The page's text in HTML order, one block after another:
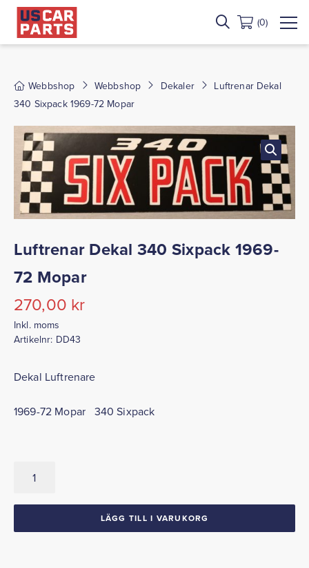
(0)
Webbshop Webbshop Dekaler
Luftrenar Dekal
340 Sixpack 1969-72 Mopar
Luftrenar Dekal 340 Sixpack 1969-
72 Mopar
270,00 kr
Inkl. moms
Artikelnr: DD43
Dekal Luftrenare
1969-72 Mopar 340 Sixpack
Dekal
LÄGG TILL I VARUKORG